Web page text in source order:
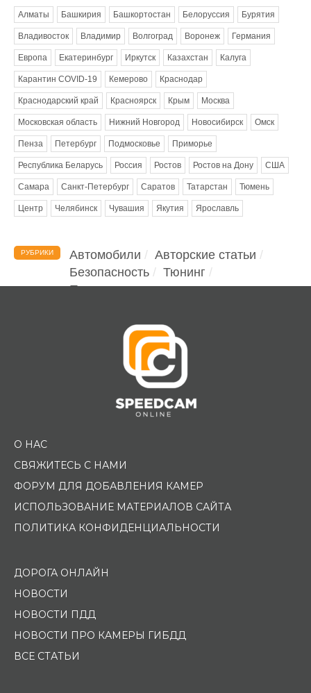
Алматы Башкирия Башкортостан Белоруссия Бурятия
Владивосток Владимир Волгоград Воронеж Германия
Европа Екатеринбург Иркутск Казахстан Калуга
Карантин COVID-19 Кемерово Краснодар
Краснодарский край Красноярск Крым Москва
Московская область Нижний Новгород Новосибирск Омск
Пенза Петербург Подмосковье Приморье
Республика Беларусь Россия Ростов Ростов на Дону США
Самара Санкт-Петербург Саратов Татарстан Тюмень
Центр Челябинск Чувашия Якутия Ярославль
РУБРИКИ Автомобили
Авторские статьи
Безопасность
Тюнинг
Помощь водителю
О НАС
СВЯЖИТЕСЬ С НАМИ
ФОРУМ ДЛЯ ДОБАВЛЕНИЯ КАМЕР
ИСПОЛЬЗОВАНИЕ МАТЕРИАЛОВ САЙТА
ПОЛИТИКА КОНФИДЕНЦИАЛЬНОСТИ
ДОРОГА ОНЛАЙН
НОВОСТИ
НОВОСТИ ПДД
НОВОСТИ ПРО КАМЕРЫ ГИБДД
ВСЕ СТАТЬИ